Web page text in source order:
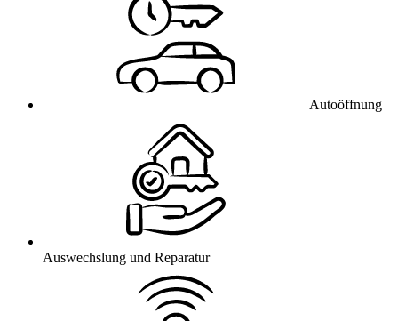
Autoöffnung
Auswechslung und Reparatur